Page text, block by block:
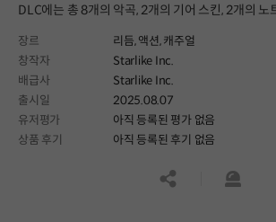
DLC에는 총 8개의 악곡, 2개의 기어 스킨, 2개의 노
장르 리듬,액션,캐주얼
창작자
Starlike Inc.
배급사
Starlike Inc.
출시일
2025.08.07
유저평가
아직 등록된 평가 없음
상품 후기
아직 등록된 후기 없음
공유하기신고